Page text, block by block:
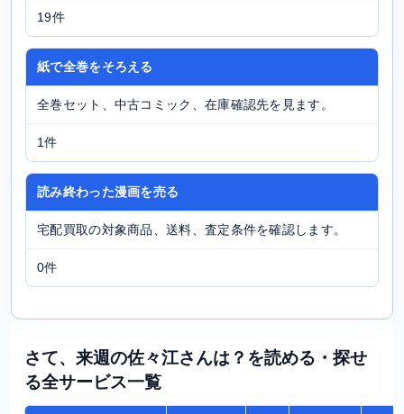
19件
紙で全巻をそろえる
全巻セット、中古コミック、在庫確認先を見ます。
1件
読み終わった漫画を売る
宅配買取の対象商品、送料、査定条件を確認します。
0件
さて、来週の佐々江さんは？を読める・探せ
る全サービス一覧